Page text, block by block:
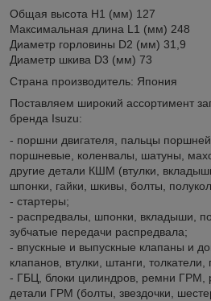
Общая высота H1 (мм) 127
Максимальная длина L1 (мм) 248
Диаметр горловины D2 (мм) 31,9
Диаметр шкива D3 (мм) 73
Страна производитель: Япония
Поставляем широкий ассортимент
бренда Isuzu:
- поршни двигателя, пальцы
поршневые, коленвалы, шатуны,
другие детали КШМ (втулки,
шпонки, гайки, шкивы, болты,
- стартеры;
- распредвалы, шпонки, вкладыши,
зубчатые передачи распредвала;
- впускные и выпускные клапаны и
клапанов, втулки, штанги,
- ГБЦ, блоки цилиндров, ремни ГРМ,
детали ГРМ (болты, звездочки,